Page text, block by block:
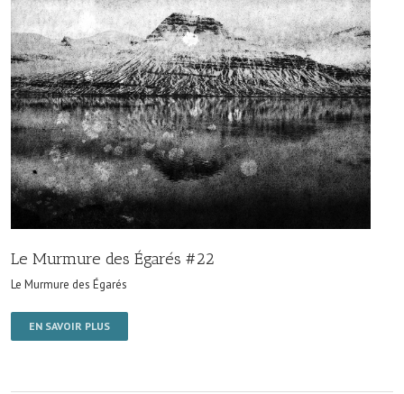
Le Murmure des Égarés #22
Le Murmure des Égarés
EN SAVOIR PLUS